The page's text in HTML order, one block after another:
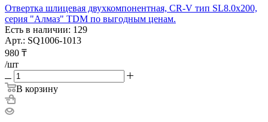
Отвертка шлицевая двухкомпонентная, CR-V тип SL8.0x200,
серия "Алмаз" TDM по выгодным ценам.
Есть в наличии: 129
Арт.: SQ1006-1013
980 ₸
/шт
В корзину